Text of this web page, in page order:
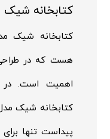
کتابخانه شیک
کتابخانه شیک
هست که در طراحی
اهمیت است. در
کتابخانه شیک
پیداست تنها